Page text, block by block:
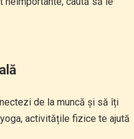
de la muncă și să îți
activitățile fizice te ajută